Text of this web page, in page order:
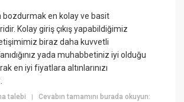
bozdurmak en kolay ve basit
Kolay giriş çıkış yapabildiğimiz
biraz daha kuvvetli
yada muhabbetiniz iyi olduğu
en iyi fiyatlara altınlarınızı
talebi |Cevabın tamamını burada okuyun: